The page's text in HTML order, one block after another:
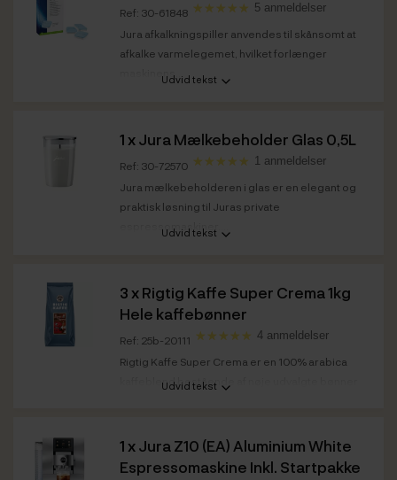
Ref: 30-61848 5 anmeldelser
Jura afkalkningspiller anvendes til skånsomt at
afkalke varmelegemet, hvilket forlænger
maskinens...
Udvid tekst
1 xJura Mælkebeholder Glas 0,5L
Ref: 30-72570 1 anmeldelser
Jura mælkebeholderen i glas er en elegant og
praktisk løsning til Juras private
espressomaskiner....
Udvid tekst
3 xRigtig Kaffe Super Crema 1kg
Hele kaffebønner
Ref: 25b-20111 4 anmeldelser
Rigtig Kaffe Super Crema er en 100% arabica
kaffeblend bestående af nøje udvalgte bønner
Ristedato
Super Crema 1kg: 04.03.2026
Bedst før
Super Crema 1kg: 04.03.2028
Udvid tekst
1 xJura Z10 (EA) Aluminium White
Espressomaskine Inkl. Startpakke